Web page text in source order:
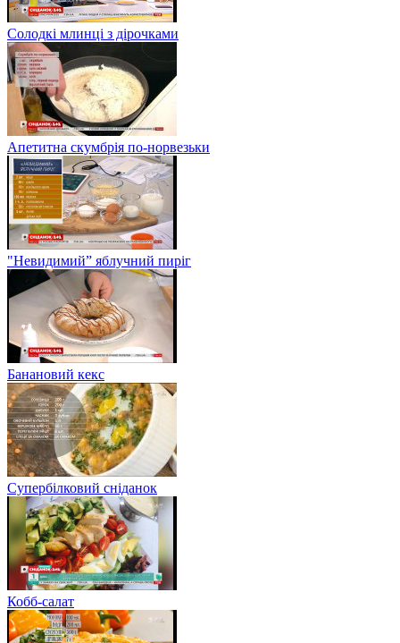
Солодкі млинці з дірочками
Апетитна скумбрія по-норвезьки
"Невидимий” яблучний пиріг
Банановий кекс
Супербілковий сніданок
Кобб-салат